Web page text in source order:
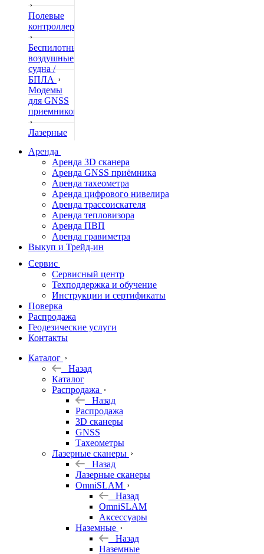
Полевые
контроллеры
Беспилотные
воздушные
судна /
БПЛА
Модемы
для GNSS
приемников
Лазерные
Нивелиры
Теодолиты
Трассоискатели
Неразрушающий
контроль
Аксессуары
Софт
Георадары
Акции
Гидрография
Подбор
оборудования
по задачам
Архив
Геодезическое
оборудование
Аренда
Аренда 3D сканера
Аренда GNSS приёмника
Аренда тахеометра
Аренда цифрового нивелира
Аренда трассоискателя
Аренда тепловизора
Аренда ПВП
Аренда гравиметра
Выкуп и Трейд-ин
Сервис
Сервисный центр
Техподдержка и обучение
Инструкции и сертификаты
Поверка
Распродажа
Геодезические услуги
Контакты
Каталог
Назад
Каталог
Распродажа
Назад
Распродажа
3D сканеры
GNSS
Тахеометры
Лазерные сканеры
Назад
Лазерные сканеры
OmniSLAM
Назад
OmniSLAM
Аксессуары
Наземные
Назад
Наземные